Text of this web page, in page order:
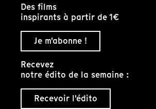
Des films
inspirants à partir de 1€
Je m'abonne !
Recevez
notre édito de la semaine :
Recevoir l'édito